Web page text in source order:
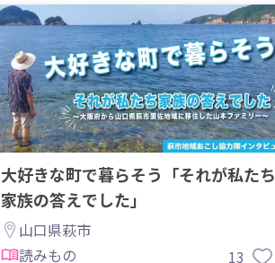
大好きな町で暮らそう「それが私たち
家族の答えでした」
山口県萩市
読みもの
13